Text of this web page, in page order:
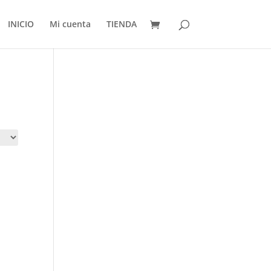
INICIO Mi cuenta TIENDA